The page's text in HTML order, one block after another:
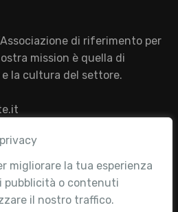
migliorare la tua esperienza
pubblicità o contenuti
il nostro traffico.
di riferimento per
mission è quella di
la cultura del settore.